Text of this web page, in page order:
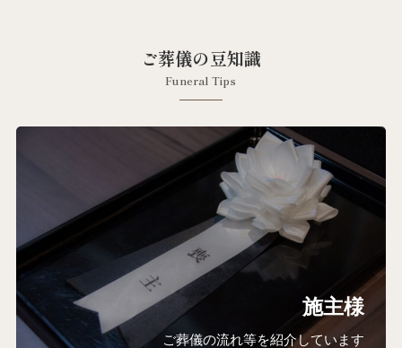
ご葬儀の豆知識
Funeral Tips
施主様
ご葬儀の流れ等を紹介しています